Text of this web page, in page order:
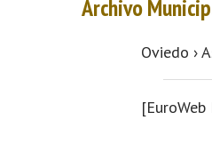
Archivo
Oviedo ›